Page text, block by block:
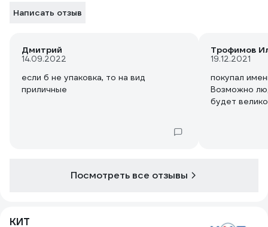
Написать отзыв
Дмитрий
14.09.2022
если б не упаковка, то на вид
приличные
Трофимов
19.12.2021
покупал
Возможно
будет
Посмотреть все отзывы
КИТ